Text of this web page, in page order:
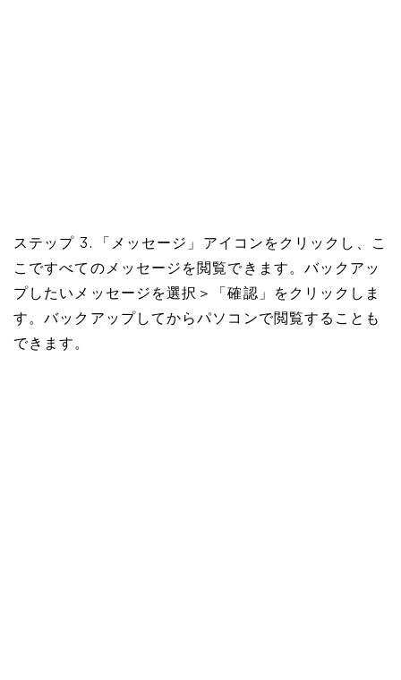
ステップ 3. 「メッセージ」アイコンをクリックし、こ
こですべてのメッセージを閲覧できます。バックアッ
プしたいメッセージを選択＞「確認」をクリックしま
す。バックアップしてからパソコンで閲覧することも
できます。